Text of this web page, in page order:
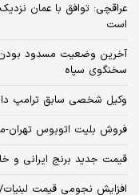
عراقچی: توافق با عمان
است
آخرین وضعیت مسدود بودن
سخنگوی سپاه
وکیل شخصی سابق ترامپ
فروش بلیت اتوبوس تهران-
قیمت جدید برنج ایرانی و